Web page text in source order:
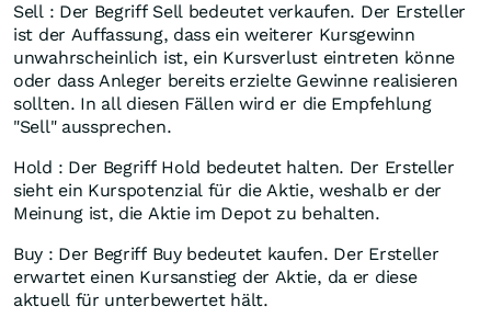
Sell : Der Begriff Sell bedeutet verkaufen. Der Ersteller
ist der Auffassung, dass ein weiterer Kursgewinn
unwahrscheinlich ist, ein Kursverlust eintreten könne
oder dass Anleger bereits erzielte Gewinne realisieren
sollten. In all diesen Fällen wird er die Empfehlung
"Sell" aussprechen.
Hold : Der Begriff Hold bedeutet halten. Der Ersteller
sieht ein Kurspotenzial für die Aktie, weshalb er der
Meinung ist, die Aktie im Depot zu behalten.
Buy : Der Begriff Buy bedeutet kaufen. Der Ersteller
erwartet einen Kursanstieg der Aktie, da er diese
aktuell für unterbewertet hält.